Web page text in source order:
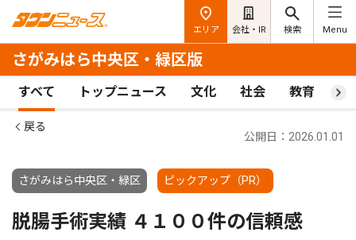
エリア 会社・IR 検索 Menu
さがみはら中央区・緑区版
すべて トップニュース 文化 社会 教育 ス
戻る
さがみはら中央区・緑区 ピックアップ（PR）
公開日：2026.01.01
脱腸手術実績 ４１００件の信頼感